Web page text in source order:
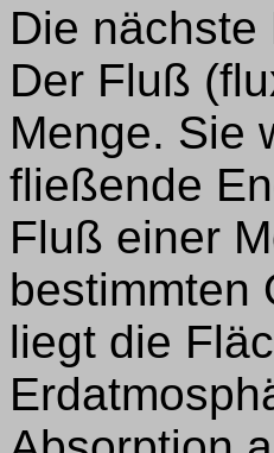
Die
Der Fluß
Menge. Sie
fließende
Fluß einer
bestimmten
liegt die